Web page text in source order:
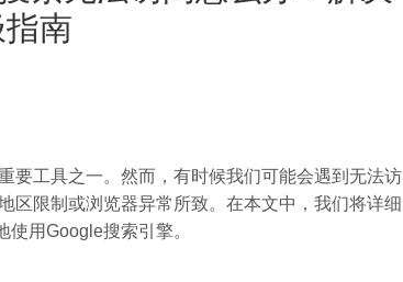
南
要工具之一。然而，有时候我们可能会遇到无法访
区限制或浏览器异常所致。在本文中，我们将详细
用Google搜索引擎。